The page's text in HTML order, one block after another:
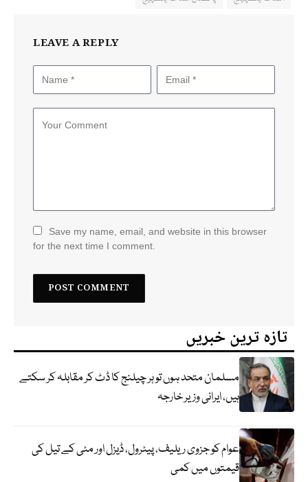
LEAVE A REPLY
Save my name, email, and website in this browser
for the next time I comment.
تازہ ترین خبریں
مسلمان متحد ہوں تو ہر چیلنج کا ڈٹ کر مقابلہ کر سکتے
ہیں، ایرانی وزیر خارجہ
عوام کو جزوی ریلیف، پیٹرول، ڈیزل اور مٹی کے تیل کی
قیمتوں میں کمی